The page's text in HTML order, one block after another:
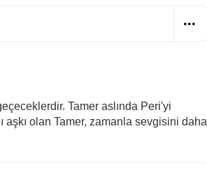
Tamer aslında Peri'yi
aşkı olan Tamer, zamanla sevgisini daha